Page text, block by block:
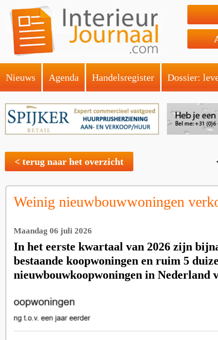
Nieuws Agenda Handelsregister Dossier:
< terug naar het overzicht
Weinig nieuwbouwwoningen
Maandag 06 juli 2026
In het eerste kwartaal van 2026 zijn
bestaande koopwoningen en ruim 5
nieuwbouwkoopwoningen in Nederland